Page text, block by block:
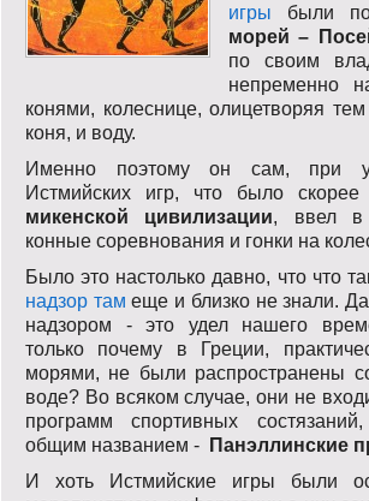
игры были
морей –
по своим
непременно
конями, колеснице, олицетворяя
коня, и воду.
Именно поэтому он сам, при
Истмийских игр, что было
микенской цивилизации, ввел в
конные соревнования и гонки на
Было это настолько давно, что что
надзор там еще и близко не знали.
надзором - это удел нашего
только почему в Греции,
морями, не были распространены
воде? Во всяком случае, они не
программ спортивных
общим названием -
Панэллинские
И хоть Истмийские игры были